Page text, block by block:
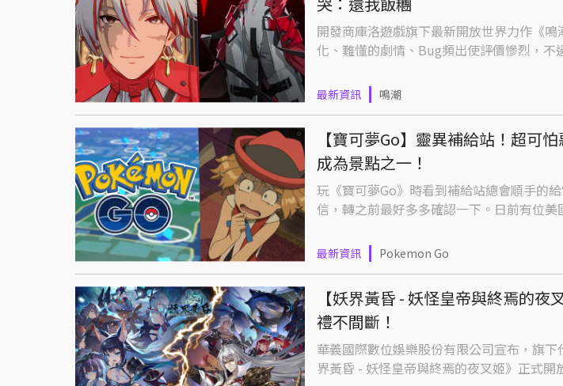
開發商庫洛遊戲旗下最新開放世界力作《
化、難懂的劇情、Bug頻出使評價慘烈，不
最新資訊 鳴潮
【寶可夢Go】靈異補給站！超可
成為景點之一！
玩《寶可夢Go》時看到補給站總會順手的
信，轉之前最好多多確認一下。日前有位美
最新資訊 Pokemon Go
【妖界黃昏 - 妖怪皇帝與終焉的
禮不間斷！
華義國際數位娛樂股份有限公司宣布，旗
界黃昏 - 妖怪皇帝與終焉的夜叉姬》正式開